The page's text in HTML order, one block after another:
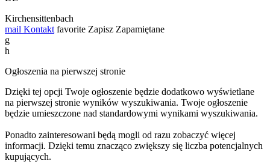
Kirchensittenbach
mail Kontakt favorite Zapisz Zapamiętane
g
h
Ogłoszenia na pierwszej stronie
Dzięki tej opcji Twoje ogłoszenie będzie dodatkowo wyświetlane
na pierwszej stronie wyników wyszukiwania. Twoje ogłoszenie
będzie umieszczone nad standardowymi wynikami wyszukiwania.
Ponadto zainteresowani będą mogli od razu zobaczyć więcej
informacji. Dzięki temu znacząco zwiększy się liczba potencjalnych
kupujących.